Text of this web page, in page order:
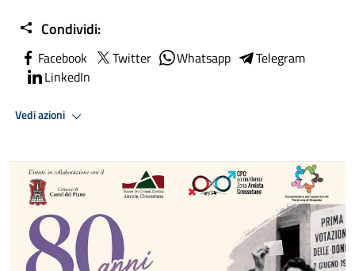
Condividi:
Facebook Twitter Whatsapp
Telegram
LinkedIn
Vedi azioni